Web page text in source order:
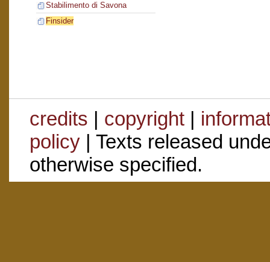
Stabilimento di Savona
Finsider
credits | copyright|
policy| Texts released
otherwise specified.